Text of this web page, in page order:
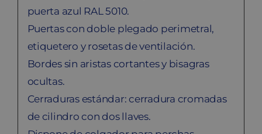
puerta azul RAL 5010.
Puertas con doble plegado perimetral,
etiquetero y rosetas de ventilación.
Bordes sin aristas cortantes y bisagras
ocultas.
Cerraduras estándar: cerradura cromadas
de cilindro con dos llaves.